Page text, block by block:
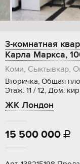
3-комнатная
Карла Маркса,
Коми, Сыктывкар,
Вторичка, Общая
Этаж: 11 / 12, Дом:
ЖК Лондон
15 500 000 